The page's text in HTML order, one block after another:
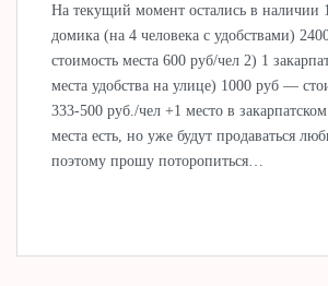
На текущий момент остались в наличии
домика (на 4 человека с удобствами)
стоимость места 600 руб/чел 2) 1
места удобства на улице) 1000 руб —
333-500 руб./чел +1 место в
места есть, но уже будут продаваться
поэтому прошу поторопиться…